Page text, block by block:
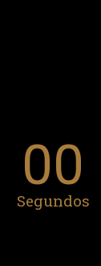
00
Segundos